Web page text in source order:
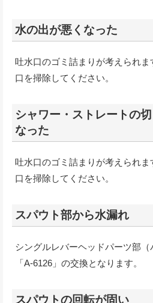
水の出が悪くなった
吐水口のゴミ詰まりが考えられ
口を掃除してください。
シャワー・ストレートの
なった
吐水口のゴミ詰まりが考えられ
口を掃除してください。
スパウト部から水漏れ
シングルレバーヘッドパーツ部（
「A-6126」の交換となります。
スパウトの回転が固い